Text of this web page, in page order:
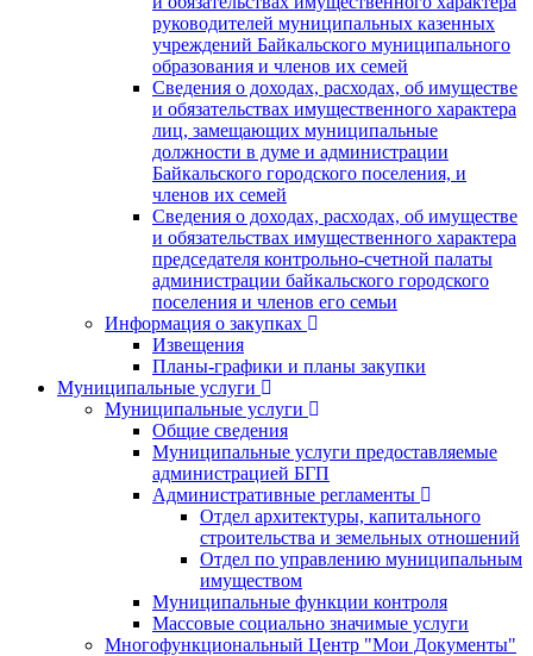
руководителей муниципальных казенных
учреждений Байкальского муниципального
образования и членов их семей
Сведения о доходах, расходах, об имуществе
и обязательствах имущественного характера
лиц, замещающих муниципальные
должности в думе и администрации
Байкальского городского поселения, и
членов их семей
Сведения о доходах, расходах, об имуществе
и обязательствах имущественного характера
председателя контрольно-счетной палаты
администрации байкальского городского
поселения и членов его семьи
Информация о закупках
Извещения
Планы-графики и планы закупки
Муниципальные услуги
Муниципальные услуги
Общие сведения
Муниципальные услуги предоставляемые
администрацией БГП
Административные регламенты
Отдел архитектуры, капитального
строительства и земельных отношений
Отдел по управлению муниципальным
имуществом
Муниципальные функции контроля
Массовые социально значимые услуги
Многофункциональный Центр "Мои Документы"